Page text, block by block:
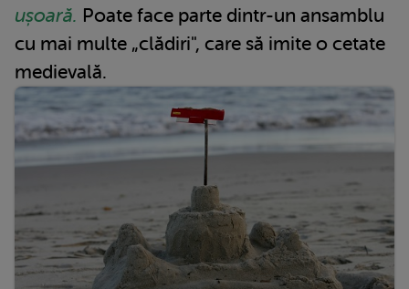
ușoară. Poate face parte dintr-un ansamblu
cu mai multe „clădiri", care să imite o cetate
medievală.